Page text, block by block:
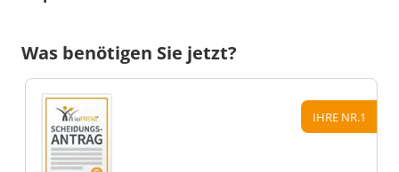
Was benötigen Sie jetzt?
IHRE NR.1